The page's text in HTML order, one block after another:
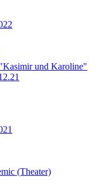
und Karoline"
(Theater)